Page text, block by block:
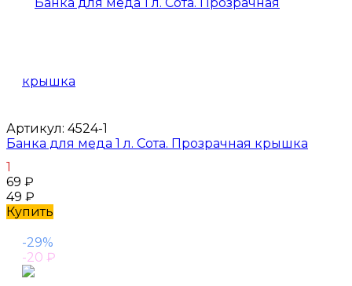
Артикул: 4524-1
Банка для меда 1 л. Cота. Прозрачная крышка
1
69 ₽
49 ₽
Купить
-29%
-20 ₽